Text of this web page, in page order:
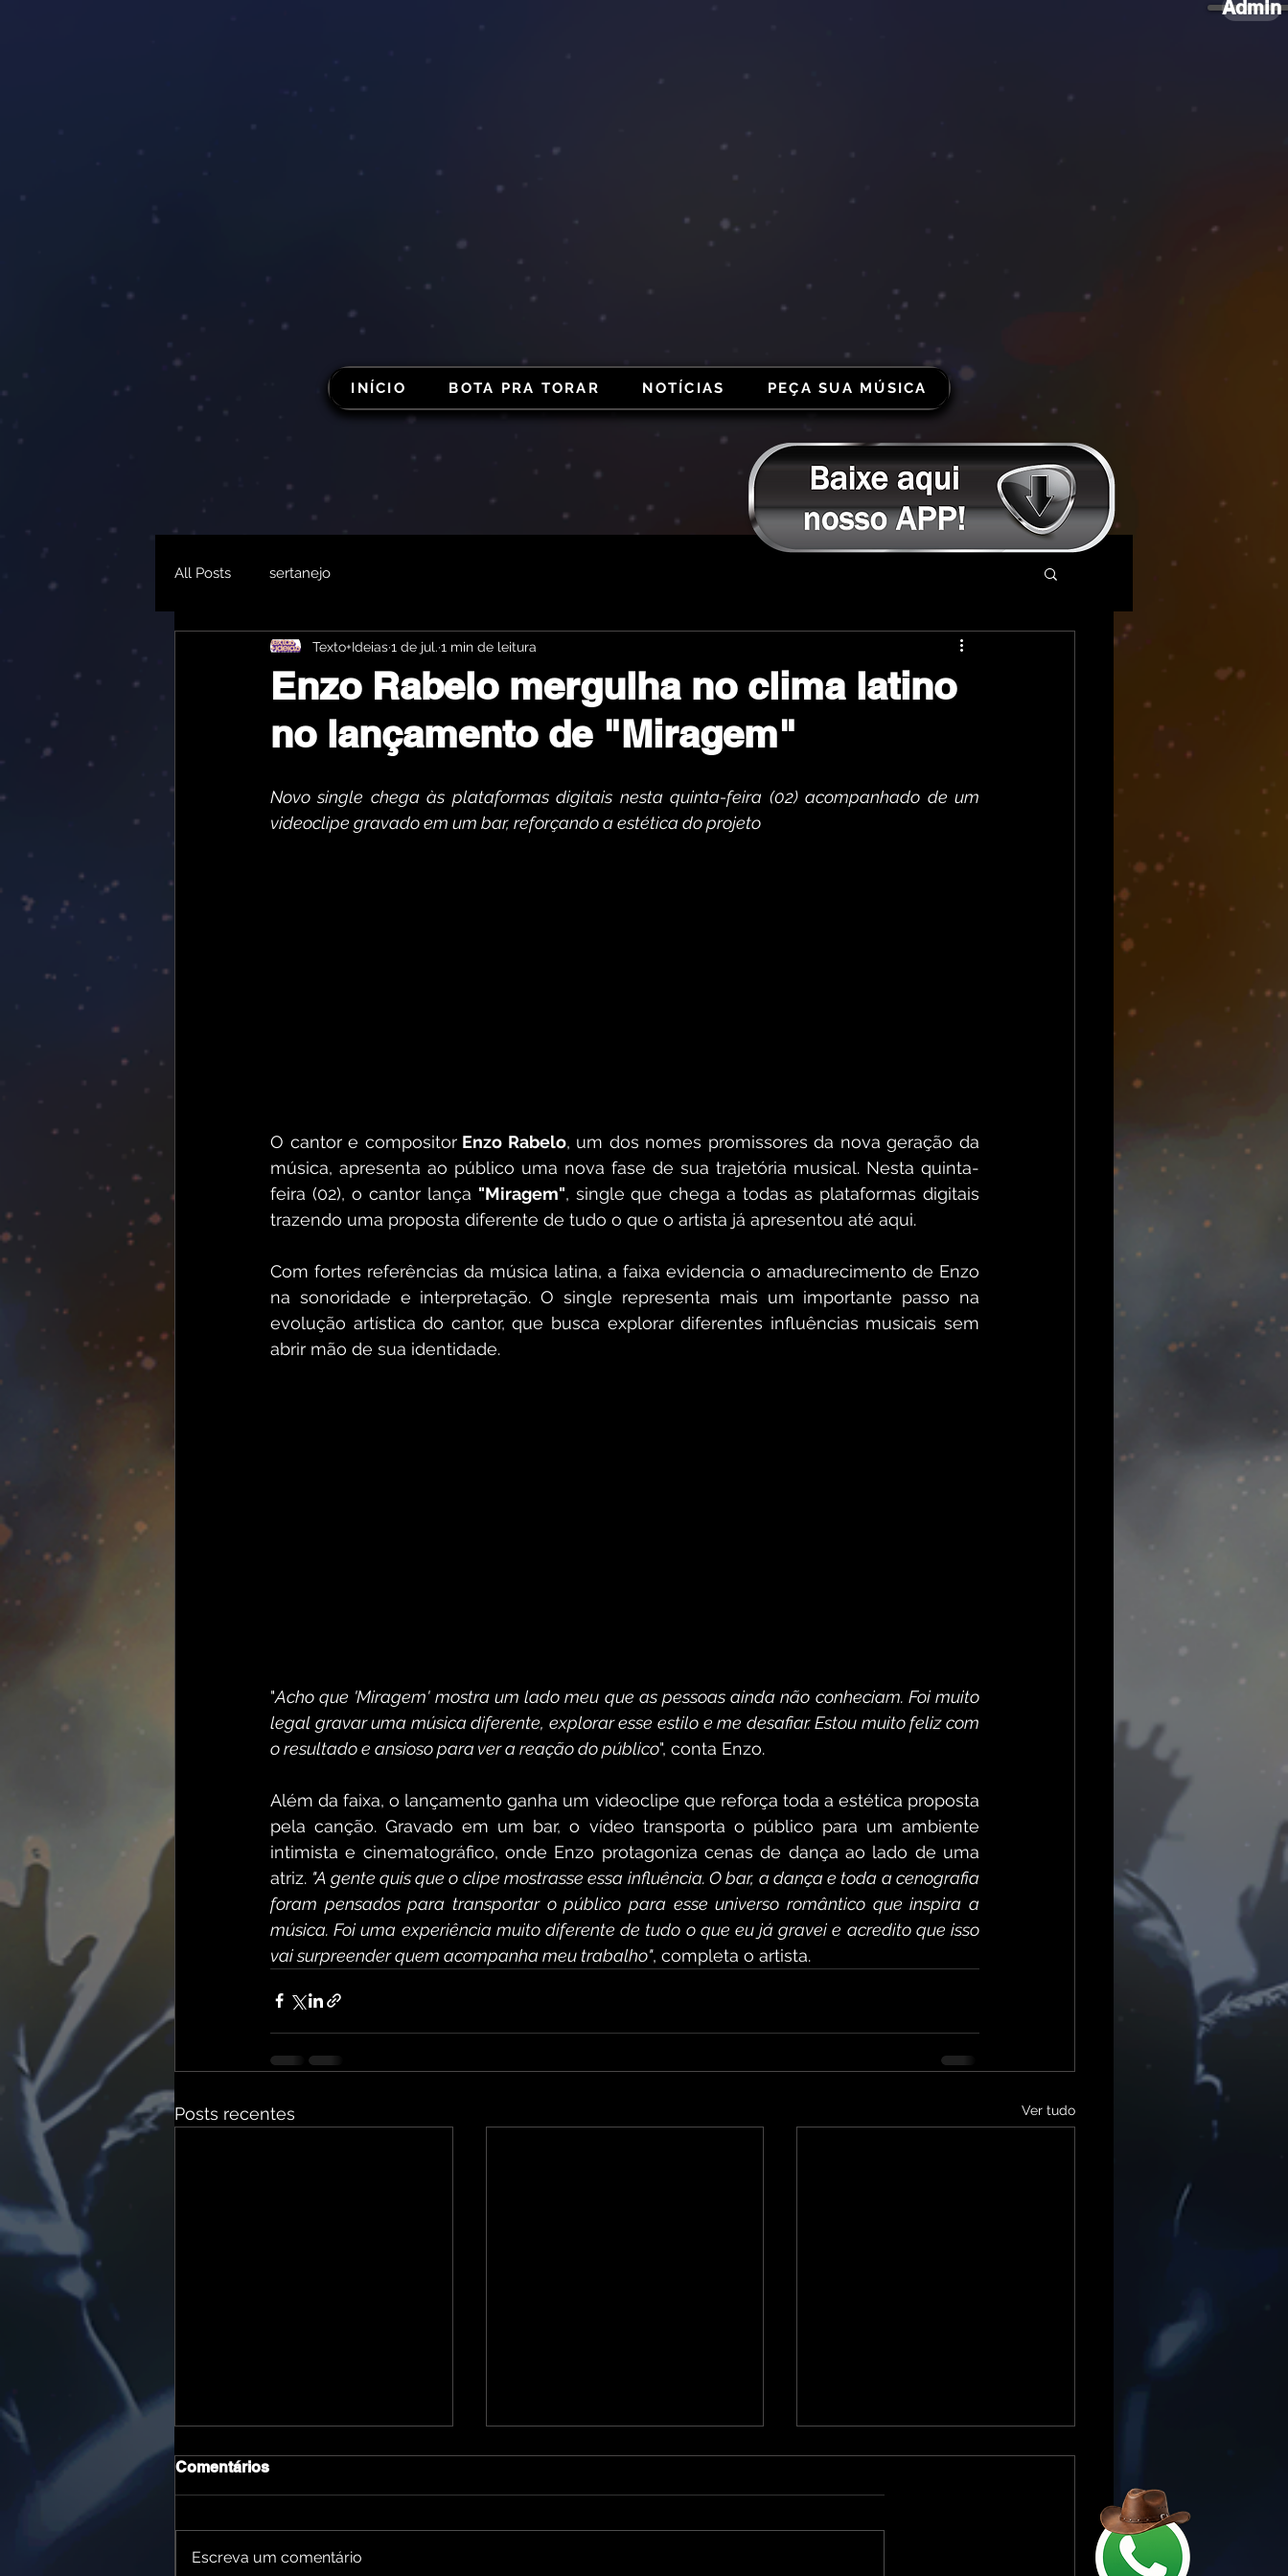
INÍCIO BOTA PRA TORAR NOTÍCIAS PEÇA SUA MÚSICA
Admin
All Posts sertanejo
Enzo Rabelo mergulha no clima latino
no lançamento de "Miragem"
Texto+Ideias1 de jul. 1 min de leitura
Novo single chega às plataformas digitais nesta quinta-feira (02) acompanhado de um
videoclipe gravado em um bar, reforçando a estética do projeto
O cantor e compositor Enzo Rabelo, um dos nomes promissores da nova geração da
música, apresenta ao público uma nova fase de sua trajetória musical. Nesta quinta-
feira (02), o cantor lança "Miragem", single que chega a todas as plataformas digitais
trazendo uma proposta diferente de tudo o que o artista já apresentou até aqui.
Com fortes referências da música latina, a faixa evidencia o amadurecimento de Enzo
na sonoridade e interpretação. O single representa mais um importante passo na
evolução artística do cantor, que busca explorar diferentes influências musicais sem
abrir mão de sua identidade.
"Acho que 'Miragem' mostra um lado meu que as pessoas ainda não conheciam. Foi muito
legal gravar uma música diferente, explorar esse estilo e me desafiar. Estou muito feliz com
o resultado e ansioso para ver a reação do público", conta Enzo.
Além da faixa, o lançamento ganha um videoclipe que reforça toda a estética proposta
pela canção. Gravado em um bar, o vídeo transporta o público para um ambiente
intimista e cinematográfico, onde Enzo protagoniza cenas de dança ao lado de uma
atriz. "A gente quis que o clipe mostrasse essa influência. O bar, a dança e toda a cenografia
foram pensados para transportar o público para esse universo romântico que inspira a
música. Foi uma experiência muito diferente de tudo o que eu já gravei e acredito que isso
vai surpreender quem acompanha meu trabalho", completa o artista.
Posts recentes Ver tudo
Comentários
Escreva um comentário